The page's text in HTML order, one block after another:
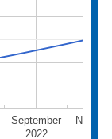
September
2022